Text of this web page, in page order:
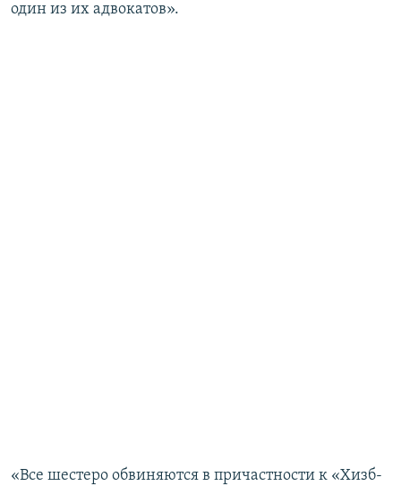
один из их адвокатов».
«Все шестеро обвиняются в причастности к «Хизб-